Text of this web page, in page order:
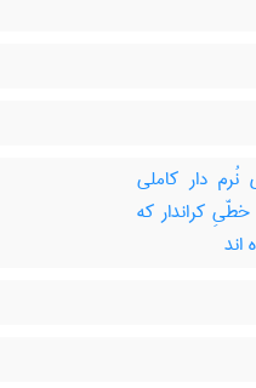
نُرم دار کاملی
کراندار که